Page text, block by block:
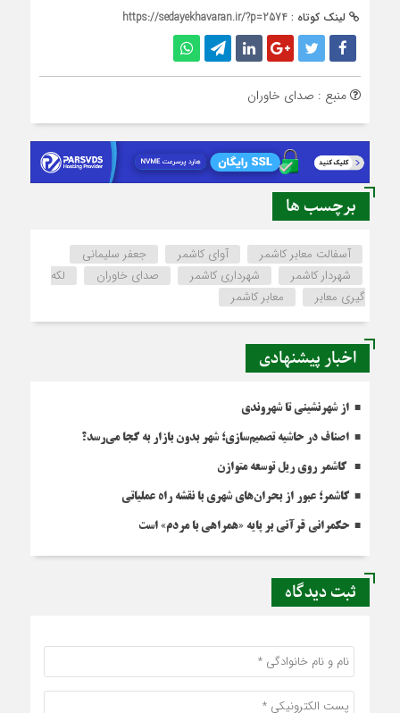
لینک کوتاه : https://sedayekhavaran.ir/?p=2574
منبع : صدای خاوران
برچسب ها
آسفالت معابر کاشمر آوای کاشمر
جعفر سلیمانی
شهردار کاشمر
شهرداری کاشمر صدای خاوران
لکه
گیری معابر
معابر کاشمر
اخبار پیشنهادی
از شهرنشینی تا شهروندی
اصناف در حاشیه تصمیم‌سازی؛ شهر بدون بازار به کجا می‌رسد؟
کاشمر روی ریل توسعه متوازن
کاشمر؛ عبور از بحران‌های شهری با نقشه راه عملیاتی
حکمرانی قرآنی بر پایه «همراهی با مردم» است
ثبت دیدگاه